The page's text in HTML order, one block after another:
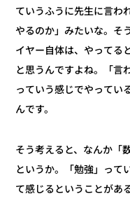
ていうふうに先生に言わ
やるのか」みたいな。そ
イヤー自体は、やってる
と思うんですよね。「言
っていう感じでやってい
んです。
そう考えると、なんか「
というか。「勉強」って
て感じるということがあ